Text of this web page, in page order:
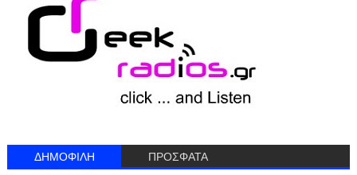
ΔΗΜΟΦΙΛΗ ΠΡΟΣΦΑΤΑ